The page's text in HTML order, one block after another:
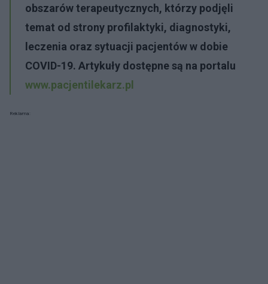
obszarów terapeutycznych, którzy podjęli
temat od strony profilaktyki, diagnostyki,
leczenia oraz sytuacji pacjentów w dobie
COVID-19. Artykuły dostępne są na portalu
www.pacjentilekarz.pl
Reklama: